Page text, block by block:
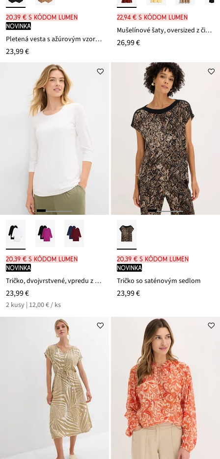
20,39 € s kódom LUMEN
novinka
Pletená vesta s ažúrovým vzorom na chrbáte
23,99 €
22,94 € s kódom LUMEN
Mušelínové šaty, oversized z čistej bavlny
26,99 €
20,39 € s kódom LUMEN
novinka
Tričko, dvojvrstvené, vpredu z mäkkého viskózového mixu (2 ks v balení)
23,99 €
2 kusy | 12,00 € / ks
20,39 € s kódom LUMEN
novinka
Tričko so saténovým sedlom
23,99 €